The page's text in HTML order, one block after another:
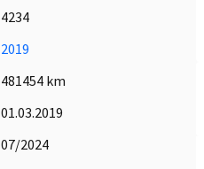
4234
2019
481454 km
01.03.2019
07/2024